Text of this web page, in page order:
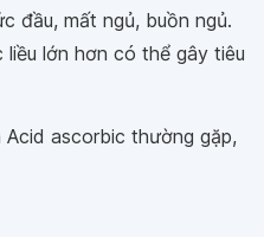
đầu, mất ngủ, buồn ngủ.
liều lớn hơn có thể gây tiêu
ascorbic thường gặp,